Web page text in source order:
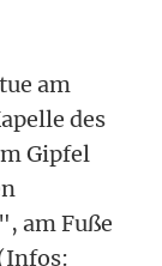
am
des
Gipfel
am Fuße